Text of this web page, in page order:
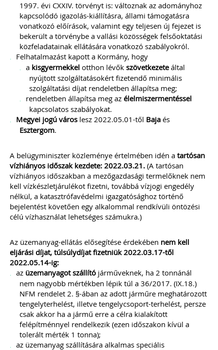
1997. évi CXXIV. törvényt is: változnak az adományhoz
kapcsolódó igazolás-kiállításra, állami támogatásra
vonatkozó előírások, valamint egy teljesen új fejezet is
bekerült a törvénybe a vallási közösségek felsőoktatási
közfeladatainak ellátására vonatkozó szabályokról.
Felhatalmazást kapott a Kormány, hogy
a kisgyermekkel otthon lévők szövetkezeteáltal
nyújtott szolgáltatásokért fizetendő minimális
szolgáltatási díjat rendeletben állapítsa meg;
rendeletben állapítsa meg az élelmiszermentéssel
kapcsolatos szabályokat.
Megyei jogú város lesz 2022.05.01-től Baja és
Esztergom.
A belügyminiszter közleménye értelmében idén a tartósan
vízhiányos időszak kezdete: 2022.03.21. (A tartósan
vízhiányos időszakban a mezőgazdasági termelőknek nem
kell vízkészletjárulékot fizetni, továbbá vízjogi engedély
nélkül, a katasztrófavédelmi igazgatósághoz történő
bejelentést követően egy alkalommal rendkívüli öntözési
célú vízhasználat lehetséges számukra.)
Az üzemanyag-ellátás elősegítése érdekében nem kell
eljárási díjat, túlsúlydíjat fizetniük 2022.03.17-től
2022.05.14-ig:
az üzemanyagot szállító járműveknek, ha 2 tonnánál
nem nagyobb mértékben lépik túl a 36/2017. (IX.18.)
NFM rendelet 2. §-ában az adott járműre meghatározott
tengelyterhelést, illetve tengelycsoport-terhelést, persze
csak akkor ha a jármű erre a célra kialakított
felépítménnyel rendelkezik (ezen időszakon kívül a
tolerált mérték 1 tonna);
az üzemanyag szállítására alkalmas speciális